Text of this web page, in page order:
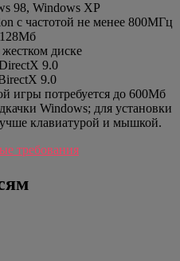
98, Windows XP
с частотой не менее 800МГц
128Мб
диске
9.0
9.0
игры потребуется до 600Мб
Windows; для установки
клавиатурой и мышкой.
требования